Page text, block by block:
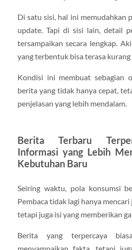
Di satu sisi, hal ini memudahkan
update. Tapi di sisi lain, detail
tersampaikan secara lengkap.
yang terbentuk bisa terasa
Kondisi ini membuat sebagian
berita yang tidak hanya cepat,
penjelasan yang lebih mendalam.
Berita Terbaru
Informasi yang Lebih
Kebutuhan Baru
Seiring waktu, pola konsumsi
Pembaca tidak lagi hanya
tetapi juga isi yang memberikan
Berita yang terpercaya